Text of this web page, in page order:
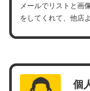
メールでリストと画
をしてくれて、他店
個